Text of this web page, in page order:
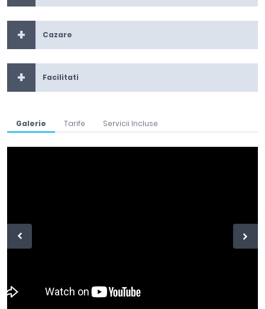
Cazare
Facilitati
Galerie Tarife Servicii Incluse